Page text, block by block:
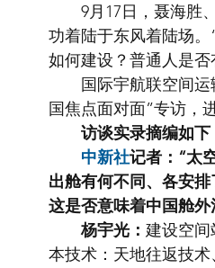
留学生 英
9月17日，聂海胜、
功着陆于东风着陆场
如何建设？普通人是否
国际宇航联空间运
国焦点面对面”专访，
访谈实录摘编如下
中新社记者：“太
出舱有何不同、各安
这是否意味着中国舱
杨宇光： 建设空
本技术：天地往返技